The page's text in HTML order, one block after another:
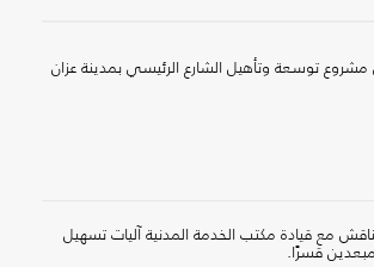
توسعة وتأهيل الشارع الرئيسي بمدينة عزان
مع قيادة مكتب الخدمة المدنية آليات تسهيل
قسرًا.